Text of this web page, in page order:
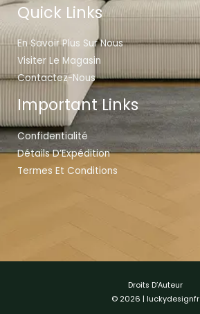
Quick Links
En Savoir Plus Sur Nous
Visiter Le Magasin
Contactez-Nous
Important Links
Confidentialité
Détails D’Expédition
Termes Et Conditions
Droits D’Auteur
© 2026 | luckydesignfr